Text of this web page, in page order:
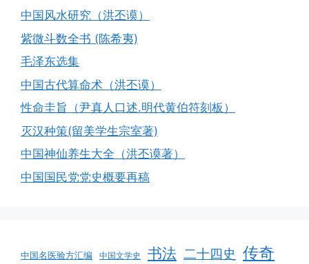
中国风水研究（洪丕谟）
紫微斗数全书 (陈希夷)
毛泽东选集
中国古代算命术（洪丕谟）
性命圭旨（尹真人口述.明代黄伯符刻板）
灭汉种策(留美学生宗室著)
中国神仙养生大全（洪丕谟著）
中国国民党党史概要再稿
中国名医验方汇编 中国文学史 书法 二十四史 传奇